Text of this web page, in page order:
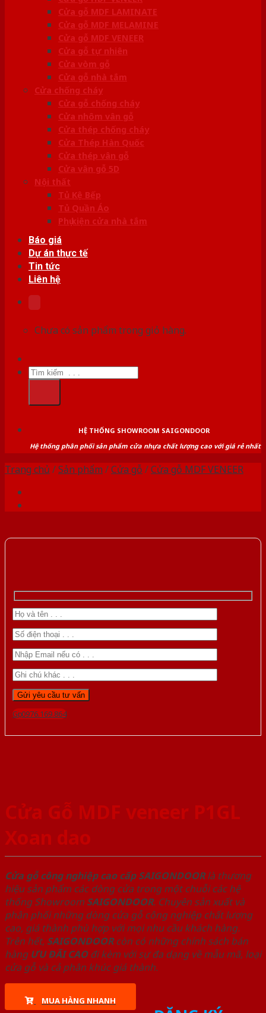
Cửa gỗ MDF LAMINATE
Cửa gỗ MDF MELAMINE
Cửa gỗ MDF VENEER
Cửa gỗ tự nhiên
Cửa vòm gỗ
Cửa gỗ nhà tắm
Cửa chống cháy
Cửa gỗ chống cháy
Cửa nhôm vân gỗ
Cửa thép chống cháy
Cửa Thép Hàn Quốc
Cửa thép vân gỗ
Cửa vân gỗ 5D
Nội thất
Tủ Kệ Bếp
Tủ Quần Áo
Phụ kiện cửa nhà tắm
Báo giá
Dự án thực tế
Tin tức
Liên hệ
Chưa có sản phẩm trong giỏ hàng.
Tìm
kiếm:
HỆ THỐNG SHOWROOM SAIGONDOOR
Hệ thống phân phối sản phẩm cửa nhựa chất lượng cao với giá rẻ nhất
Trang chủ /Sản phẩm /Cửa gỗ /Cửa gỗ MDF VENEER
Gọi 0976.169.864
Cửa Gỗ MDF veneer P1GL
Xoan dao
Cửa gỗ công nghiệp cao cấp SAIGONDOORlà thương
hiệu sản phẩm các dòng cửa trong một chuỗi các hệ
thống Showroom SAIGONDOOR. Chuyên sản xuất và
phân phối những dòng cửa gỗ công nghiệp chất lượng
cao, giá thành phù hợp với mọi nhu cầu khách hàng.
Trên hết, SAIGONDOORcòn có những chính sách bán
hàng ƯU ĐÃI CAOđi kèm với sự đa dạng về mẫu mã, loại
cửa gỗ và cả phân khúc giá thành.
MUA HÀNG NHANH